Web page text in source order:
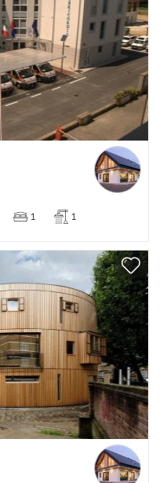
1 1